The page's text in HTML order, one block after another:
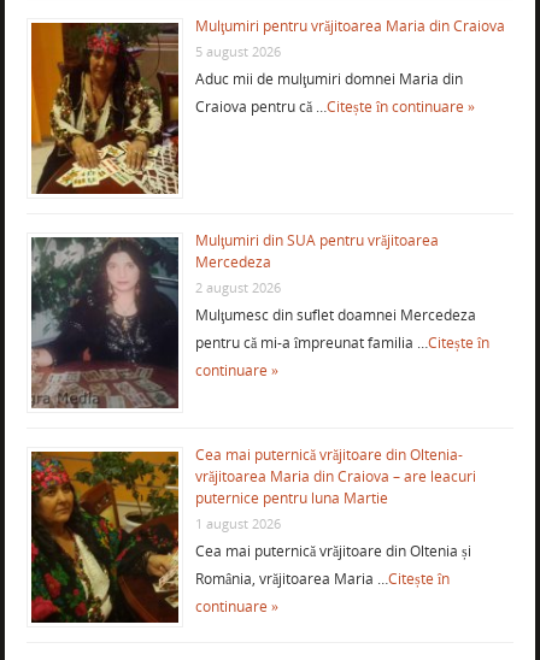
Mulţumiri pentru vrăjitoarea Maria din Craiova
5 august 2026
Aduc mii de mulţumiri domnei Maria din
Craiova pentru că …Citește în continuare »
Mulţumiri din SUA pentru vrăjitoarea
Mercedeza
2 august 2026
Mulţumesc din suflet doamnei Mercedeza
pentru că mi-a împreunat familia …Citește în
continuare »
Cea mai puternică vrăjitoare din Oltenia-
vrăjitoarea Maria din Craiova – are leacuri
puternice pentru luna Martie
1 august 2026
Cea mai puternică vrăjitoare din Oltenia și
România, vrăjitoarea Maria …Citește în
continuare »